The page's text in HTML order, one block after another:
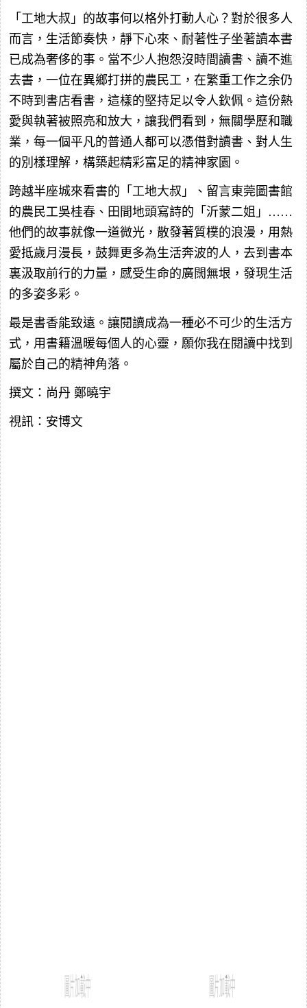
「工地大叔」的故事何以格外打動人心？對於很多人
而言，生活節奏快，靜下心來、耐著性子坐著讀本書
已成為奢侈的事。當不少人抱怨沒時間讀書、讀不進
去書，一位在異鄉打拼的農民工，在繁重工作之余仍
不時到書店看書，這樣的堅持足以令人欽佩。這份熱
愛與執著被照亮和放大，讓我們看到，無關學歷和職
業，每一個平凡的普通人都可以憑借對讀書、對人生
的別樣理解，構築起精彩富足的精神家園。
跨越半座城來看書的「工地大叔」、留言東莞圖書館
的農民工吳桂春、田間地頭寫詩的「沂蒙二姐」……
他們的故事就像一道微光，散發著質樸的浪漫，用熱
愛抵歲月漫長，鼓舞更多為生活奔波的人，去到書本
裏汲取前行的力量，感受生命的廣闊無垠，發現生活
的多姿多彩。
最是書香能致遠。讓閱讀成為一種必不可少的生活方
式，用書籍溫暖每個人的心靈，願你我在閱讀中找到
屬於自己的精神角落。
撰文：尚丹 鄭曉宇
視訊：安博文